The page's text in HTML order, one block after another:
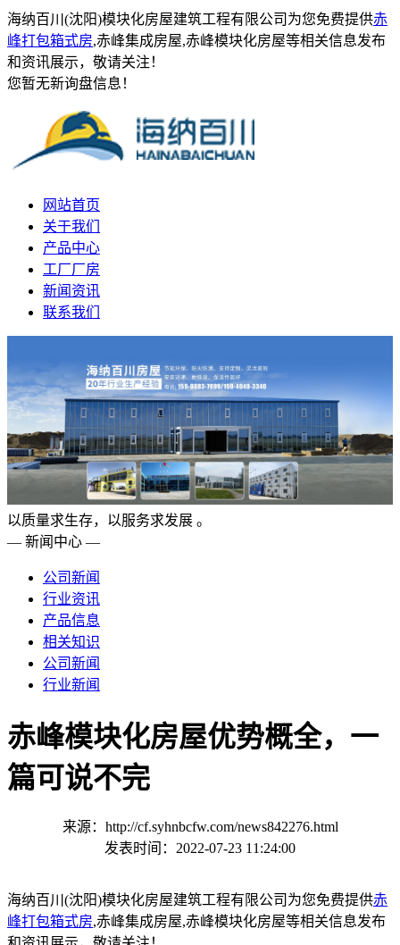
海纳百川(沈阳)模块化房屋建筑工程有限公司为您免费提供赤
峰打包箱式房,赤峰集成房屋,赤峰模块化房屋等相关信息发布
和资讯展示，敬请关注！
您暂无新询盘信息！
网站首页
关于我们
产品中心
工厂厂房
新闻资讯
联系我们
以质量求生存，以服务求发展 。
— 新闻中心 —
公司新闻
行业资讯
产品信息
相关知识
公司新闻
行业新闻
赤峰模块化房屋优势概全，一
篇可说不完
来源：http://cf.syhnbcfw.com/news842276.html
发表时间：2022-07-23 11:24:00
海纳百川(沈阳)模块化房屋建筑工程有限公司为您免费提供赤
峰打包箱式房,赤峰集成房屋,赤峰模块化房屋等相关信息发布